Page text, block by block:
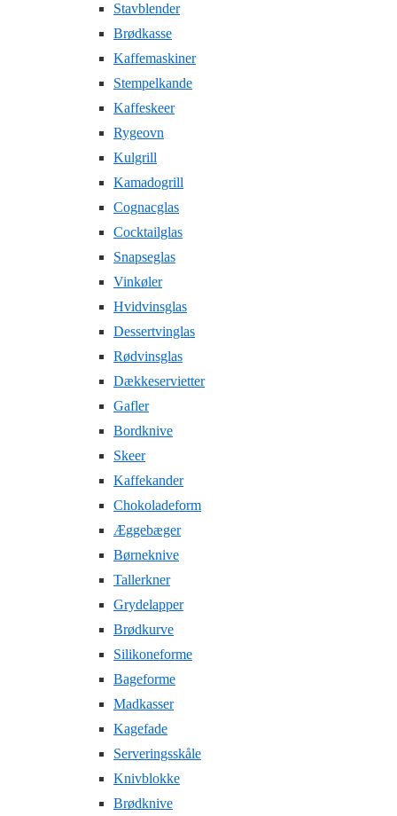
Stavblender
Brødkasse
Kaffemaskiner
Stempelkande
Kaffeskeer
Rygeovn
Kulgrill
Kamadogrill
Cognacglas
Cocktailglas
Snapseglas
Vinkøler
Hvidvinsglas
Dessertvinglas
Rødvinsglas
Dækkeservietter
Gafler
Bordknive
Skeer
Kaffekander
Chokoladeform
Æggebæger
Børneknive
Tallerkner
Grydelapper
Brødkurve
Silikoneforme
Bageforme
Madkasser
Kagefade
Serveringsskåle
Knivblokke
Brødknive